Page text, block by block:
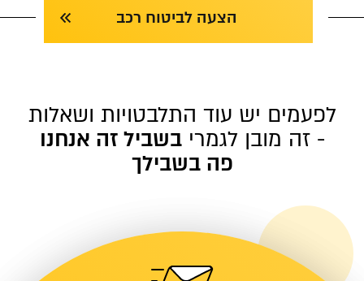
הצעה לביטוח רכב
לפעמים יש עוד התלבטויות ושאלות
- זה מובן לגמרי בשביל זה אנחנו
פה בשבילך